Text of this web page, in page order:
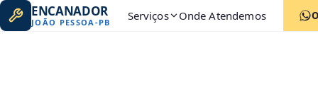
ENCANADOR
JOÃO PESSOA-PB Serviços Onde Atendemos